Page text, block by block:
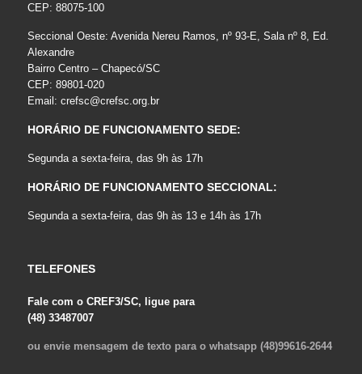
CEP: 88075-100
Seccional Oeste: Avenida Nereu Ramos, nº 93-E, Sala nº 8, Ed.
Alexandre
Bairro Centro – Chapecó/SC
CEP: 89801-020
Email: crefsc@crefsc.org.br
HORÁRIO DE FUNCIONAMENTO SEDE:
Segunda a sexta-feira, das 9h às 17h
HORÁRIO DE FUNCIONAMENTO SECCIONAL:
Segunda a sexta-feira, das 9h às 13 e 14h às 17h
TELEFONES
Fale com o CREF3/SC, ligue para
(48) 33487007
ou envie mensagem de texto para o whatsapp (48)99616-2644